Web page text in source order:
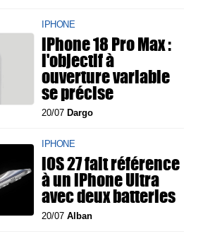
IPHONE
iPhone 18 Pro Max :
l'objectif à
ouverture variable
se précise
20/07 Dargo
IPHONE
iOS 27 fait référence
à un iPhone Ultra
avec deux batteries
20/07Alban